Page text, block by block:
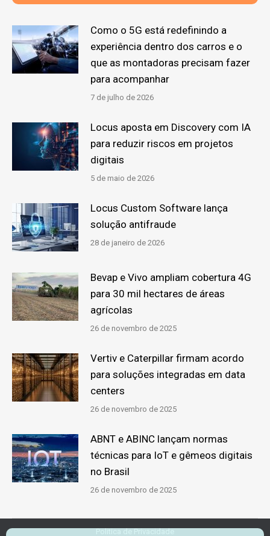
Como o 5G está redefinindo a
experiência dentro dos carros e o
que as montadoras precisam fazer
para acompanhar
7 de julho de 2026
Locus aposta em Discovery com IA
para reduzir riscos em projetos
digitais
5 de maio de 2026
Locus Custom Software lança
solução antifraude
28 de janeiro de 2026
Bevap e Vivo ampliam cobertura 4G
para 30 mil hectares de áreas
agrícolas
26 de novembro de 2025
Vertiv e Caterpillar firmam acordo
para soluções integradas em data
centers
26 de novembro de 2025
ABNT e ABINC lançam normas
técnicas para IoT e gêmeos digitais
no Brasil
26 de novembro de 2025